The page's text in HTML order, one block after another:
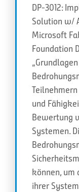
DP-3012:
Solution w/
Microsoft
Foundation
und
Bewertung
Systemen.
können, um
ihrer